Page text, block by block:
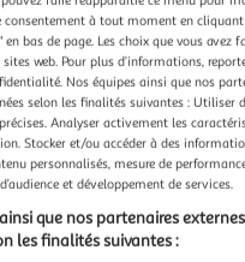
D'INTÉRIEUR
zebrion 45x45cm
: Dimensions : L.
Polyester, 18% Coton, 13%
& Tendance Coussin
A Franges Forme Carrée A
connaître le prix de
Afficher le prix
consentement à tout moment en cliquant
en bas de page. Les choix que vous avez
web. Pour plus d’informations,
Nos équipes ainsi que nos
selon les finalités suivantes : Utiliser
Analyser activement les
Stocker et/ou accéder à des
personnalisés, mesure de
et développement de services.
que nos partenaires
les finalités suivantes :